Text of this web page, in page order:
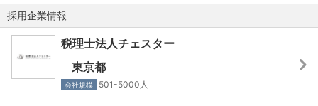
＜ご入社後の流れ＞
まずは相続税の基本知識を習得しながら、相続のプロフェ
ッショナルとして成長するための基礎を固めます。
基本的にOJTにて進み、4～6か月で独り立ちいただけるよ
うフォローします。社内データベースで今まで取り扱った
・健康
・雇用
・労災
採用企業情報
税理士法人チェスター
東京都
会社規模 501-5000人